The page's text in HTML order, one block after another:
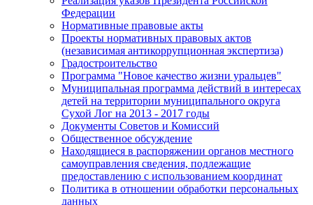
Федерации
Нормативные правовые акты
Проекты нормативных правовых актов
(независимая антикоррупционная экспертиза)
Градостроительство
Программа "Новое качество жизни уральцев"
Муниципальная программа действий в интересах
детей на территории муниципального округа
Сухой Лог на 2013 - 2017 годы
Документы Советов и Комиссий
Общественное обсуждение
Находящиеся в распоряжении органов местного
самоуправления сведения, подлежащие
предоставлению с использованием координат
Политика в отношении обработки персональных
данных